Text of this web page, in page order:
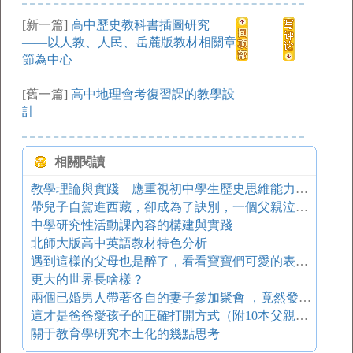
[新一篇] 高中歷史教科書插圖研究
——以人教、人民、岳麓版教材相關章
節為中心
[舊一篇] 高中地理會考復習課的教學設
計
相關閱讀
教學理論與實踐 應重視初中學生歷史思維能力的培養
帶兒子自駕進西藏，卻成為了訣別，一個父親泣血的懺悔！
中學研究性活動課內容的構建與實踐
北師大版高中英語教材特色分析
遇到這樣的父母也是醉了，看看寶寶們可愛的表情，太樂了！
更大的世界長啥樣？
兩個已婚男人帶著各自的妻子參加聚會 ，竟然發生了這種事
這才是爸爸愛孩子的正確打開方式（附10本父親節必入繪本）
關于教育學研究本土化的幾點思考